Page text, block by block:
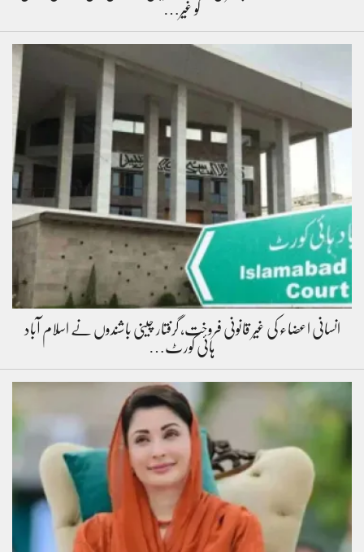
کو غیر…
انسانی اعضاء کی غیر قانونی فروخت، گرفتار چینی باشندوں نے اسلام آباد
ہائی کورٹ…